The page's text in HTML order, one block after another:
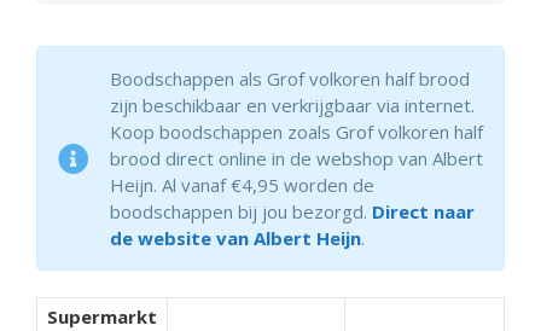
Boodschappen als Grof volkoren half brood
zijn beschikbaar en verkrijgbaar via internet.
Koop boodschappen zoals Grof volkoren half
brood direct online in de webshop van Albert
Heijn. Al vanaf €4,95 worden de
boodschappen bij jou bezorgd. Direct naar
de website van Albert Heijn.
Supermarkt